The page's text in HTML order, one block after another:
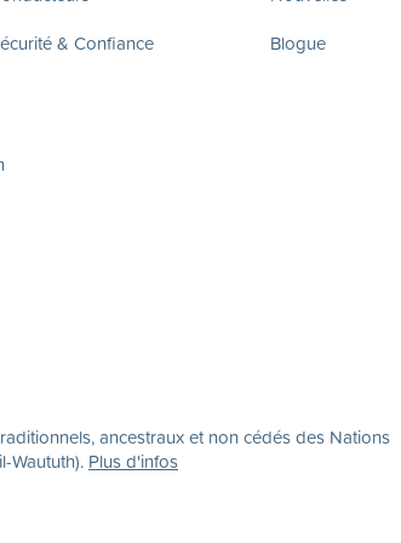
& Confiance
Blogue
ancestraux et non cédés des Nations
Waututh). Plus d'infos